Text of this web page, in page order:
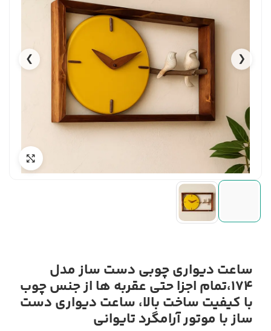
❮
❯
ساعت دیواری چوبی دست ساز مدل
174،تمام اجزا حتی عقربه ها از جنس چوب
با کیفیت ساخت بالا، ساعت دیواری دست
ساز با موتور آرامگرد تایوانی